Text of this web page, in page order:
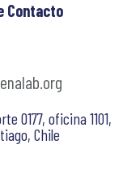
Contacto
0177, oficina 1101,
Chile